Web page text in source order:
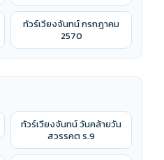
ทัวร์เวียงจันทน์ กรกฎาคม
2570
ทัวร์เวียงจันทน์ วันคล้ายวัน
สวรรคต ร.9